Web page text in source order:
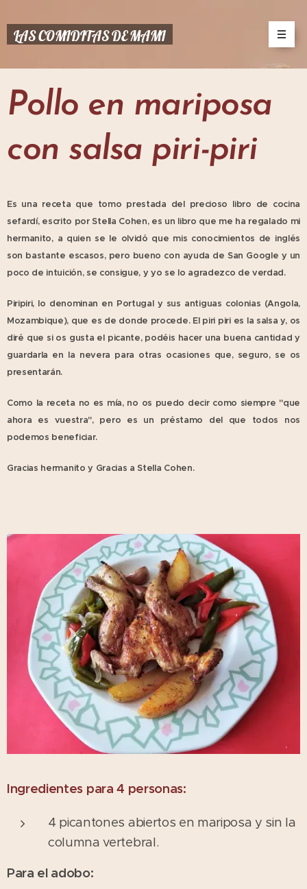
LAS COMIDITAS DE MAMI
Pollo en mariposa
con salsa piri-piri
Es una receta que tomo prestada del precioso libro de cocina
sefardí, escrito por Stella Cohen, es un libro que me ha regalado mi
hermanito, a quien se le olvidó que mis conocimientos de inglés
son bastante escasos, pero bueno con ayuda de San Google y un
poco de intuición, se consigue, y yo se lo agradezco de verdad.
Piripiri, lo denominan en Portugal y sus antiguas colonias (Angola,
Mozambique), que es de donde procede. El piri piri es la salsa y, os
diré que si os gusta el picante, podéis hacer una buena cantidad y
guardarla en la nevera para otras ocasiones que, seguro, se os
presentarán.
Como la receta no es mía, no os puedo decir como siempre "que
ahora es vuestra", pero es un préstamo del que todos nos
podemos beneficiar.
Gracias hermanito y Gracias a Stella Cohen.
Ingredientes para 4 personas:
4 picantones abiertos en mariposa y sin la
columna vertebral.
Para el adobo: